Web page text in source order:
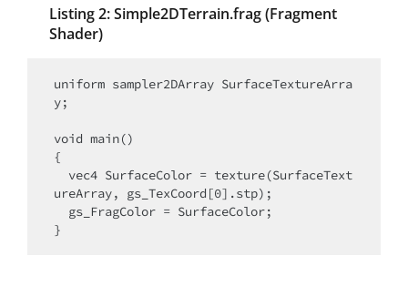
Listing 2: Simple2DTerrain.frag (Fragment
Shader)
uniform sampler2DArray SurfaceTextureArra
y;
void main()
{
ureArray, gs_TexCoord[0].stp);
}